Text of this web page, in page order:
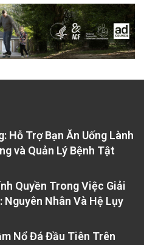
Hỗ Trợ Bạn Ăn Uống Lành
và Quản Lý Bệnh Tật
Quyền Trong Việc Giải
Nguyên Nhân Và Hệ Lụy
Nổ Đá Đầu Tiên Trên